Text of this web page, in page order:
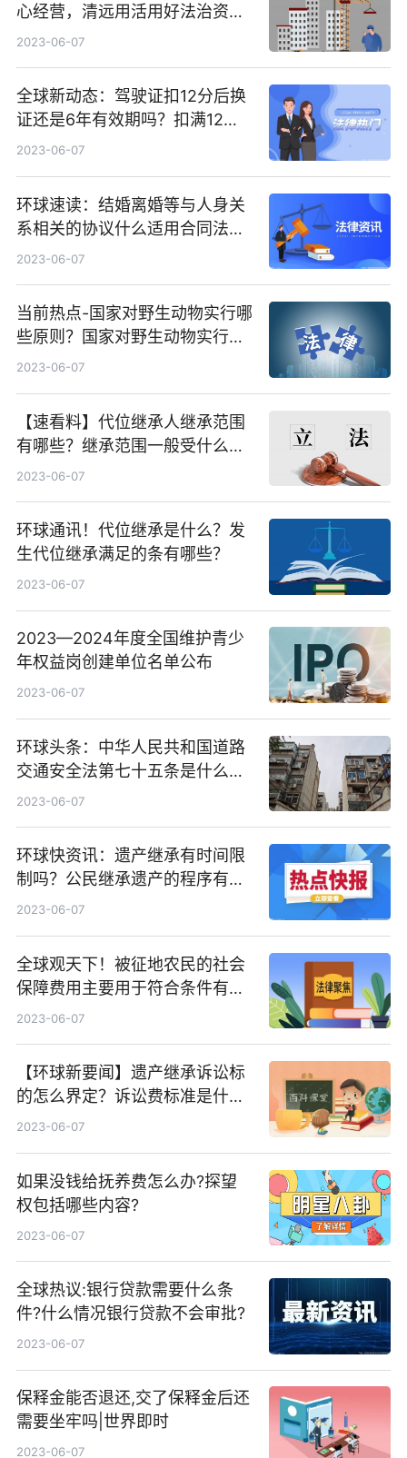
心经营，清远用活用好法治资源
护航经济发展-环球视讯
2023-06-07
全球新动态：驾驶证扣12分后换
证还是6年有效期吗？扣满12分
还能开车吗？
2023-06-07
环球速读：结婚离婚等与人身关
系相关的协议什么适用合同法的
规定？彩礼返还的协议书是否有
2023-06-07
当前热点-国家对野生动物实行哪
些原则？国家对野生动物实行的
保护原则有什么？
2023-06-07
【速看料】代位继承人继承范围
有哪些？继承范围一般受什么限
制？
2023-06-07
环球通讯！代位继承是什么？发
生代位继承满足的条有哪些？
2023-06-07
2023—2024年度全国维护青少
年权益岗创建单位名单公布
2023-06-07
环球头条：中华人民共和国道路
交通安全法第七十五条是什么？
道路交通事故社会救助基金包含
2023-06-07
环球快资讯：遗产继承有时间限
制吗？公民继承遗产的程序有哪
些？
2023-06-07
全球观天下！被征地农民的社会
保障费用主要用于符合条件有哪
些？安置补助费是什么？
2023-06-07
【环球新要闻】遗产继承诉讼标
的怎么界定？诉讼费标准是什
么？
2023-06-07
如果没钱给抚养费怎么办?探望
权包括哪些内容?
2023-06-07
全球热议:银行贷款需要什么条
件?什么情况银行贷款不会审批?
2023-06-07
保释金能否退还,交了保释金后还
需要坐牢吗|世界即时
2023-06-07